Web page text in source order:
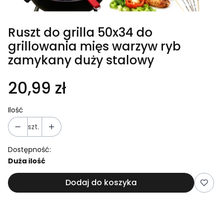
Ruszt do grilla 50x34 do
grillowania mięs warzyw ryb
zamykany duży stalowy
20,99 zł
Ilość
szt.
Dostępność:
Duża ilość
Dodaj do koszyka